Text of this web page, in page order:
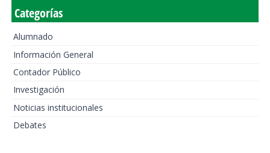
Categorías
Alumnado
Información General
Contador Público
Investigación
Noticias institucionales
Debates